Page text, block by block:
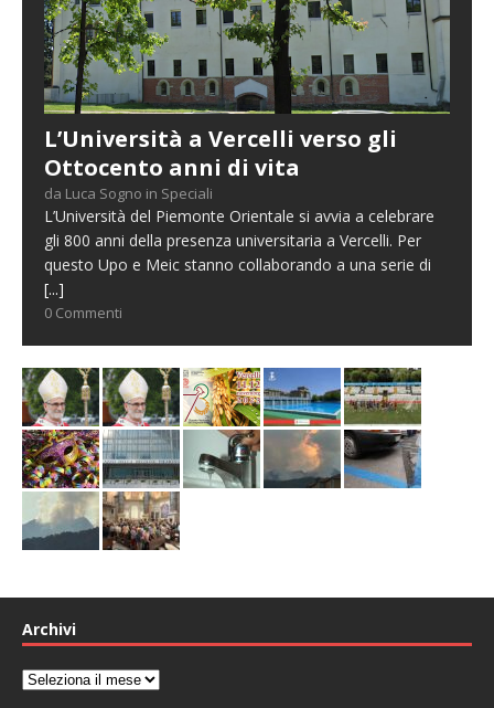
L’Università a Vercelli verso gli
Ottocento anni di vita
da Luca Sogno in Speciali
L’Università del Piemonte Orientale si avvia a celebrare
gli 800 anni della presenza universitaria a Vercelli. Per
questo Upo e Meic stanno collaborando a una serie di
[...]
0 Commenti
Archivi
Archivi